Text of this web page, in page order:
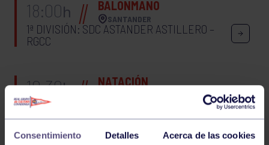
Consentimiento Detalles Acerca de las cookies
18:00h BALONMANO
SANTANDER
1ª DIVISIÓN: SDC ASTANDER ASTILLERO –
RGCC
10:30h NATACIÓN
JUEGOS DEPORTIVOS DEL PRINCIPADO
BENJAMÍN Y PREBENJAMÍN